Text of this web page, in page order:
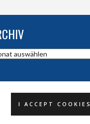
I ACCEPT COOKIES